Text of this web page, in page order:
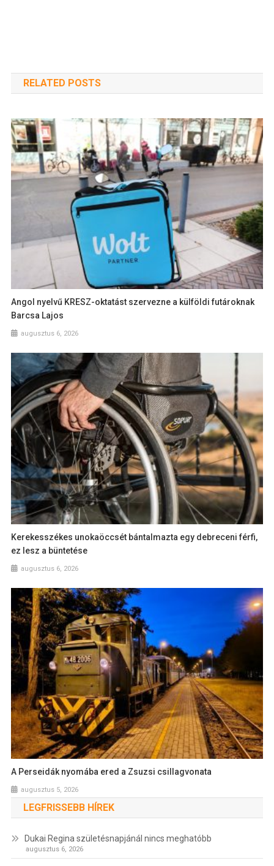
RELATED POSTS
Angol nyelvű KRESZ-oktatást szervezne a külföldi futároknak
Barcsa Lajos
augusztus 6, 2026
Kerekesszékes unokaöccsét bántalmazta egy debreceni férfi,
ez lesz a büntetése
augusztus 6, 2026
A Perseidák nyomába ered a Zsuzsi csillagvonata
augusztus 5, 2026
LEGFRISSEBB HÍREK
Dukai Regina születésnapjánál nincs meghatóbb
augusztus 6, 2026